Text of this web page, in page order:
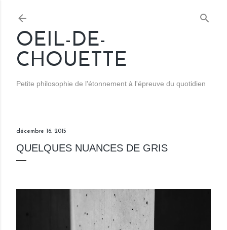
OEIL-DE-
CHOUETTE
Petite philosophie de l'étonnement à l'épreuve du quotidien
décembre 16, 2015
QUELQUES NUANCES DE GRIS